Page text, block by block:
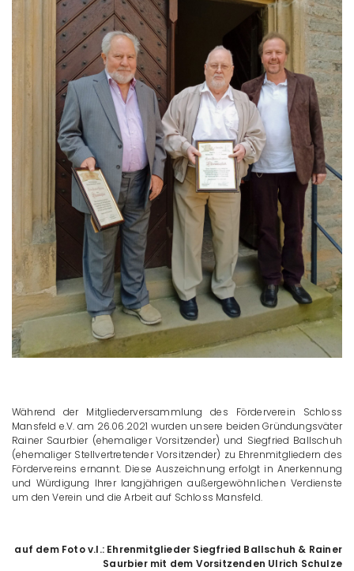
Während der Mitgliederversammlung des Förderverein Schloss
Mansfeld e.V. am 26.06.2021 wurden unsere beiden Gründungsväter
Rainer Saurbier (ehemaliger Vorsitzender) und Siegfried Ballschuh
(ehemaliger Stellvertretender Vorsitzender) zu Ehrenmitgliedern des
Fördervereins ernannt. Diese Auszeichnung erfolgt in Anerkennung
und Würdigung Ihrer langjährigen außergewöhnlichen Verdienste
um den Verein und die Arbeit auf Schloss Mansfeld.
auf dem Foto v.l.: Ehrenmitglieder Siegfried Ballschuh & Rainer
Saurbier mit dem Vorsitzenden Ulrich Schulze